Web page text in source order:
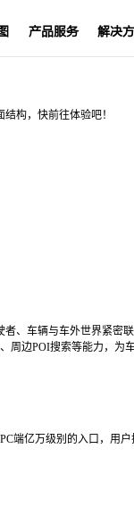
产品服务 解决
构，快前往体验吧！
、车辆与车外世界紧密
周边POI搜索等能力，为
端亿万级别的入口，用